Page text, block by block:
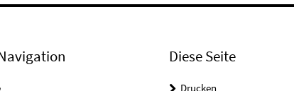
Diese Seite
Drucken